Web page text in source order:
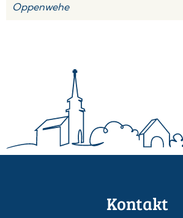
Oppenwehe
Kontakt